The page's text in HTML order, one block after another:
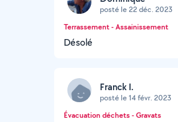
posté le 22 déc. 2023
Terrassement - Assainissement
Désolé
Franck I.
posté le 14 févr. 2023
Évacuation déchets - Gravats